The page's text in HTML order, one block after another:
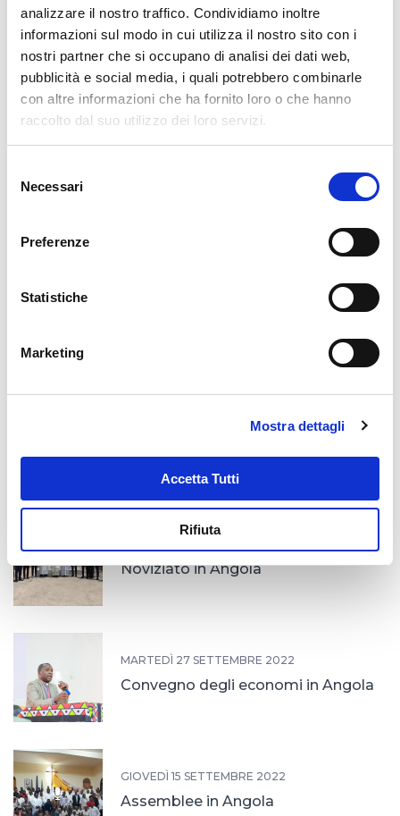
analizzare il nostro traffico. Condividiamo inoltre
informazioni sul modo in cui utilizza il nostro sito con i
nostri partner che si occupano di analisi dei dati web,
pubblicità e social media, i quali potrebbero combinarle
con altre informazioni che ha fornito loro o che hanno
raccolto dal suo utilizzo dei loro servizi.
delNecessari
Preferenze
Statistiche
Marketing
Mostra dettagli
Accetta Tutti
Rifiuta
VENERDÌ 13 SETTEMBRE 2024
Professioni e anniversari in Angola
Noviziato in Angola
MARTEDÌ 27 SETTEMBRE 2022
Convegno degli economi in Angola
GIOVEDÌ 15 SETTEMBRE 2022
Assemblee in Angola